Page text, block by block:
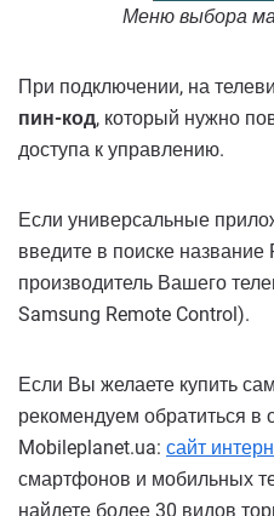
Меню выбора
При подключении, на
пин-код, который нужно
доступа к управлению.
Если универсальные
введите в поиске название
производитель Вашего
Samsung Remote Control).
Если Вы желаете купить
рекомендуем обратиться в
Mobileplanet.ua: сайт
смартфонов и мобильных
найдете более 30 видов